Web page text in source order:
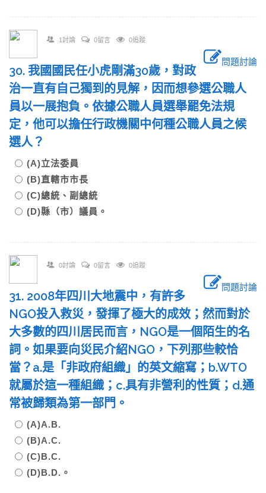
1討論 0留言 0追蹤
問題討論
30. 我國國民任小虎剛滿30歲，對政
治一直有自己獨到的見解，因而想參選公職人
員以一展抱負。依據公職人員選舉罷免法規
定，他可以擔任行政機關中何種公職人員之候
選人？
(A)立法委員
(B)直轄市市長
(C)總統、副總統
(D)縣（市）議員。
0討論 0留言 0追蹤
問題討論
31. 2008年四川大地震中，有許多
NGO投入救災，發揮了極大的成效；然而對於
大多數的四川居民而言，NGO是一個陌生的名
詞。如果要向災民介紹NGO，下列那些較恰
當？a.是「非政府組織」的英文縮寫；b.WTO
就屬於這一種組織；c.具有非營利的性質；d.通
常被歸類為第一部門。
(A)A.B.
(B)A.C.
(C)B.C.
(D)B.D.。